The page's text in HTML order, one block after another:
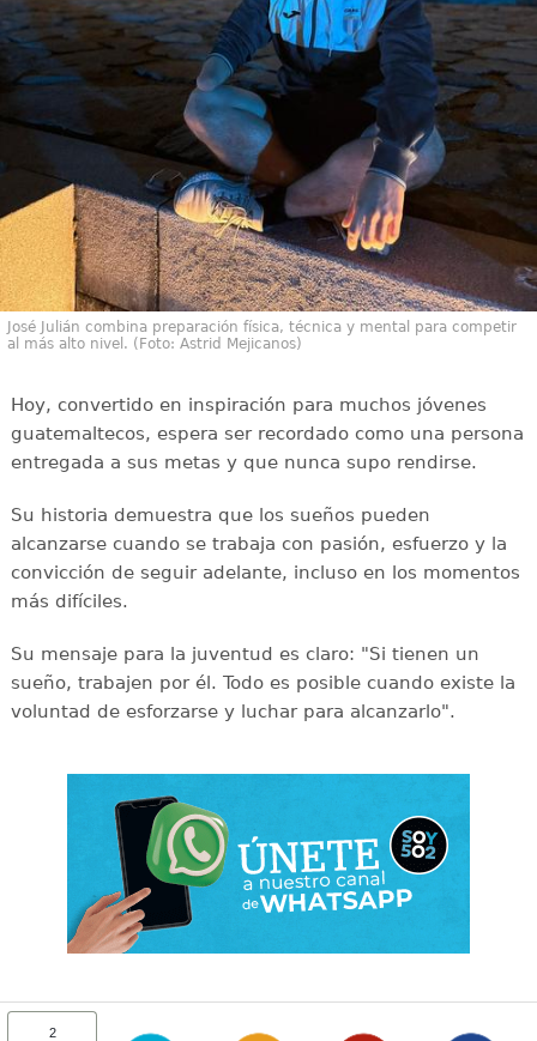
José Julián combina preparación física, técnica y mental para competir
al más alto nivel. (Foto: Astrid Mejicanos)
Hoy, convertido en inspiración para muchos jóvenes
guatemaltecos, espera ser recordado como una persona
entregada a sus metas y que nunca supo rendirse.
Su historia demuestra que los sueños pueden
alcanzarse cuando se trabaja con pasión, esfuerzo y la
convicción de seguir adelante, incluso en los momentos
más difíciles.
Su mensaje para la juventud es claro: "Si tienen un
sueño, trabajen por él. Todo es posible cuando existe la
voluntad de esforzarse y luchar para alcanzarlo".
2